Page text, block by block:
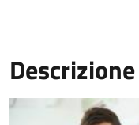
Descrizione